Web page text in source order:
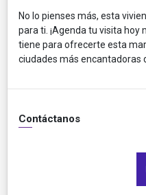
No lo pienses más, esta
para ti. ¡Agenda tu visita hoy
tiene para ofrecerte esta
ciudades más encantadoras
Contáctanos